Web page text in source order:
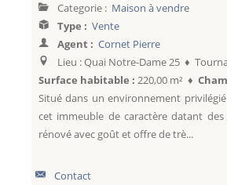
Categorie : Maison à vendre
Type : Vente
Agent : Cornet Pierre
Lieu : Quai Notre-Dame 25 ♦
Surface habitable : 220,00 m² ♦
Situé dans un environnement privilégié
cet immeuble de caractère datant des
rénové avec goût et offre de trè...
Contact